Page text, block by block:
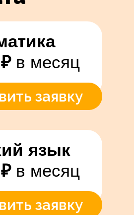
заявку
в месяц
язык
в месяц
заявку